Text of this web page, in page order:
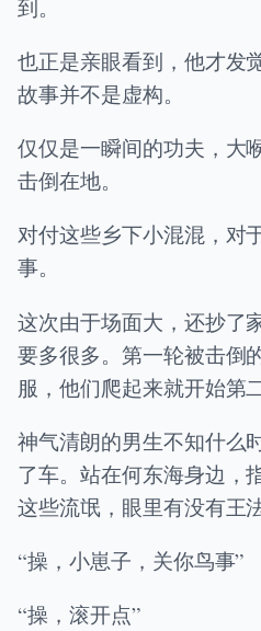
到。
也正是亲眼看到，他才发
故事并不是虚构。
仅仅是一瞬间的功夫，大
击倒在地。
对付这些乡下小混混，对
事。
这次由于场面大，还抄了
要多很多。第一轮被击倒
服，他们爬起来就开始第
神气清朗的男生不知什么
了车。站在何东海身边，
这些流氓，眼里有没有王法
“操，小崽子，关你鸟事”
“操，滚开点”